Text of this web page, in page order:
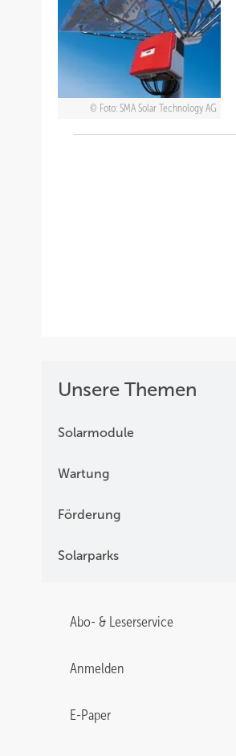
Foto: SMA Solar Technology AG
Unsere Themen
Solarmodule
Wartung
Förderung
Solarparks
Abo- & Leserservice
Anmelden
E-Paper